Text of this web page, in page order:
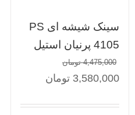
سینک شیشه ای PS
4105 پرنیان استیل
4,475,000 تومان
3,580,000 تومان